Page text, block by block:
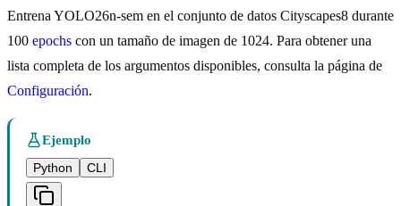
Entrena YOLO26n-sem en el conjunto de datos Cityscapes8 durante
100 epochs con un tamaño de imagen de 1024. Para obtener una
lista completa de los argumentos disponibles, consulta la página de
Configuración.
Ejemplo
Python
CLI